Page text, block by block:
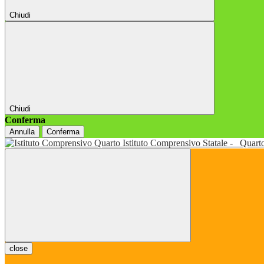
Chiudi
Chiudi
Conferma
Annulla Conferma
Istituto Comprensivo Statale -
close